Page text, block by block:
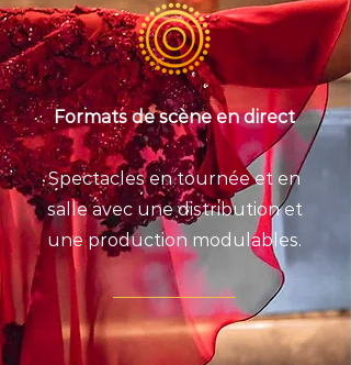
Formats de scène en direct
Spectacles en tournée et en
salle avec une distribution et
une production modulables.